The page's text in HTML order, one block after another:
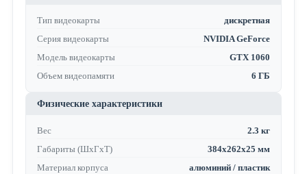
Тип видеокарты
дискретная
Серия видеокарты
NVIDIA GeForce
Модель видеокарты
GTX 1060
Объем видеопамяти
6 ГБ
Физические характеристики
Вес
2.3 кг
Габариты (ШхГхТ)
384x262x25 мм
Материал корпуса
алюминий / пластик